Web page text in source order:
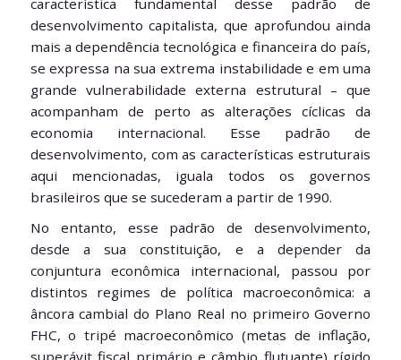
desenvolvimento capitalista, que aprofundou ainda
mais a dependência tecnológica e financeira do país,
se expressa na sua extrema instabilidade e em uma
grande vulnerabilidade externa estrutural – que
acompanham de perto as alterações cíclicas da
economia internacional. Esse padrão de
desenvolvimento, com as características estruturais
aqui mencionadas, iguala todos os governos
brasileiros que se sucederam a partir de 1990.
No entanto, esse padrão de desenvolvimento,
desde a sua constituição, e a depender da
conjuntura econômica internacional, passou por
distintos regimes de política macroeconômica: a
âncora cambial do Plano Real no primeiro Governo
FHC, o tripé macroeconômico (metas de inflação,
superávit fiscal primário e câmbio flutuante) rígido